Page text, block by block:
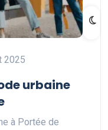
2025
urbaine
à Portée de